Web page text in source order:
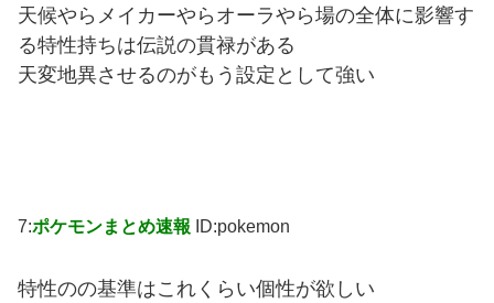
天候やらメイカーやらオーラやら場の全体に影響す
る特性持ちは伝説の貫禄がある
天変地異させるのがもう設定として強い
7:ポケモンまとめ速報 ID:pokemon
特性のの基準はこれくらい個性が欲しい